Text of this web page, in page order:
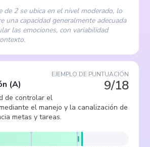
de 2 se ubica en el nivel moderado, lo
una capacidad generalmente adecuada
las emociones, con variabilidad
EJEMPLO DE PUNTUACIÓN
9/18
(A)
de controlar el
el manejo y la canalización de
metas y tareas.